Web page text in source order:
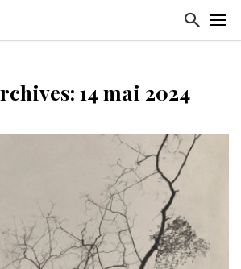
14 mai 2024